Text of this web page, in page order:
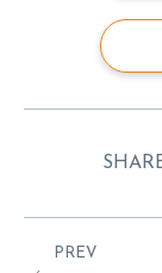
PREV